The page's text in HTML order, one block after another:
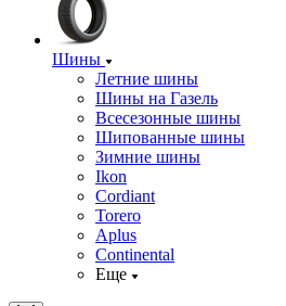
Шины
Летние шины
Шины на Газель
Всесезонные шины
Шипованные шины
Зимние шины
Ikon
Cordiant
Torero
Aplus
Continental
Еще